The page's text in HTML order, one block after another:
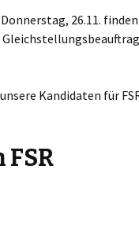
26.11.
Kandidaten für